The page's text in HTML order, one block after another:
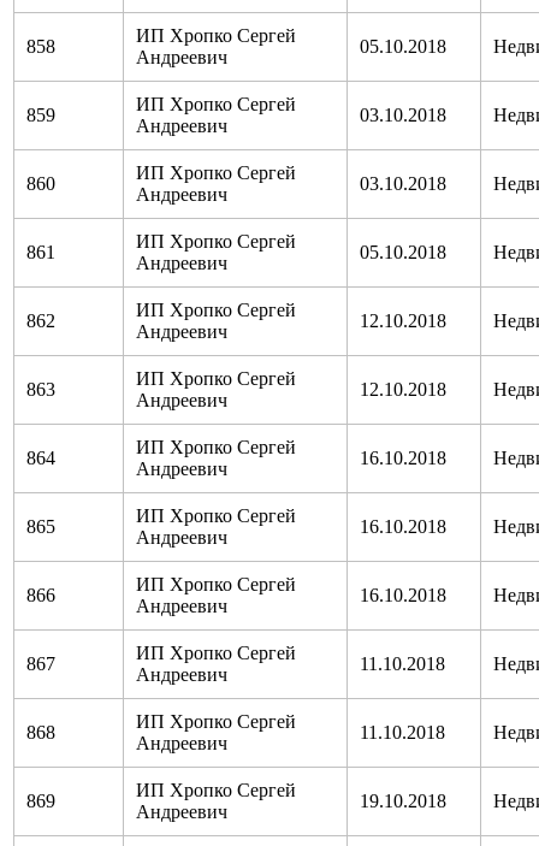
858
ИП Хропко Сергей
Андреевич
05.10.2018
859
ИП Хропко Сергей
Андреевич
03.10.2018
860
ИП Хропко Сергей
Андреевич
03.10.2018
861
ИП Хропко Сергей
Андреевич
05.10.2018
862
ИП Хропко Сергей
Андреевич
12.10.2018
863
ИП Хропко Сергей
Андреевич
12.10.2018
864
ИП Хропко Сергей
Андреевич
16.10.2018
865
ИП Хропко Сергей
Андреевич
16.10.2018
866
ИП Хропко Сергей
Андреевич
16.10.2018
867
ИП Хропко Сергей
Андреевич
11.10.2018
868
ИП Хропко Сергей
Андреевич
11.10.2018
869
ИП Хропко Сергей
Андреевич
19.10.2018